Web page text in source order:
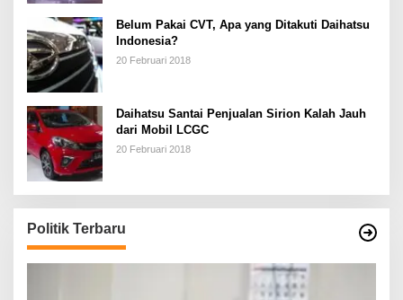
Belum Pakai CVT, Apa yang Ditakuti Daihatsu
Indonesia?
20 Februari 2018
Daihatsu Santai Penjualan Sirion Kalah Jauh
dari Mobil LCGC
20 Februari 2018
Politik Terbaru